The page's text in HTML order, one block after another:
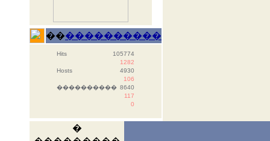
������������
Hits
105774
1282
Hosts
4930
106
���������� 8640
117
0
�